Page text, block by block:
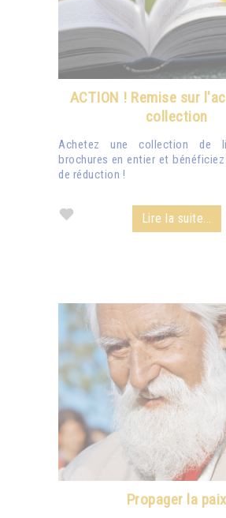
ACTION ! Remise sur
collection
Achetez une collection de
brochures en entier et
de réduction !
Lire la suite...
Propager la paix